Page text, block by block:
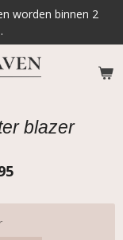
worden binnen 2
blazer